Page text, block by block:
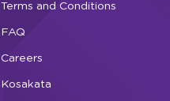
Terms and Conditions
FAQ
Careers
Kosakata